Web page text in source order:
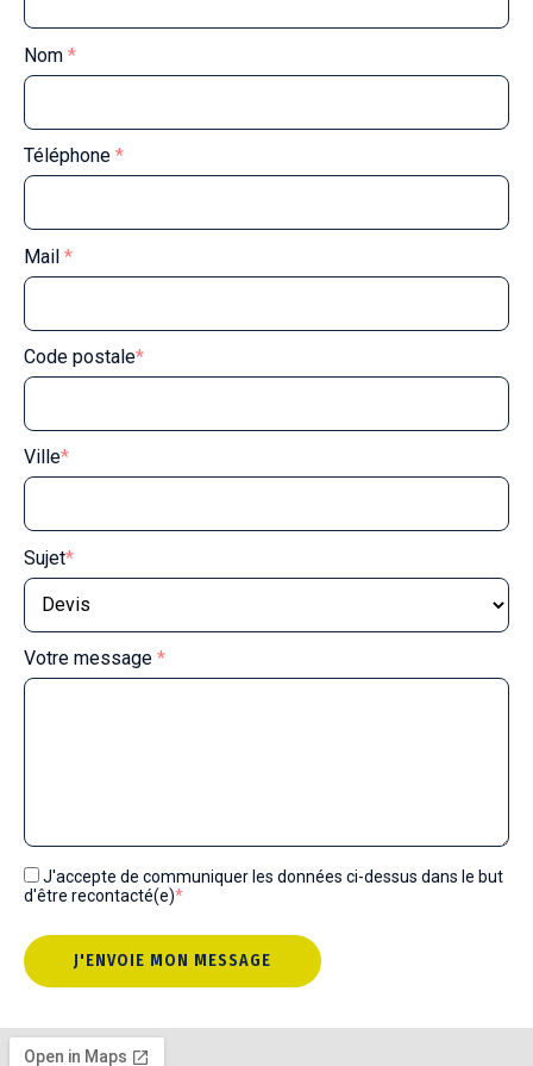
Nom *
Téléphone *
Mail *
Code postale*
Ville*
Sujet*
Votre message *
J'accepte de communiquer les données ci-dessus dans le but
d'être recontacté(e)*